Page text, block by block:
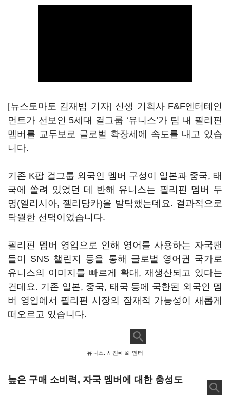
[뉴스토마토 김재범 기자] 신생 기획사F&F엔터테인
먼트가 선보인 5세대 걸그룹 ‘유니스’가 팀 내 필리핀
멤버를 교두보로 글로벌 확장세에 속도를 내고 있습
니다.
기존 K팝 걸그룹 외국인 멤버 구성이 일본과 중국, 태
국에 쏠려 있었던 데 반해 유니스는 필리핀 멤버 두
명(엘리시아, 젤리당카)을 발탁했는데요. 결과적으로
탁월한 선택이었습니다.
필리핀 멤버 영입으로 인해 영어를 사용하는 자국팬
들이 SNS 챌린지 등을 통해 글로벌 영어권 국가로
유니스의 이미지를 빠르게 확대, 재생산되고 있다는
건데요. 기존 일본, 중국, 태국 등에 국한된 외국인 멤
버 영입에서 필리핀 시장의 잠재적 가능성이 새롭게
떠오르고 있습니다.
유니스. 사진=F&F엔터
높은 구매 소비력 , 자국 멤버에 대한 충성도